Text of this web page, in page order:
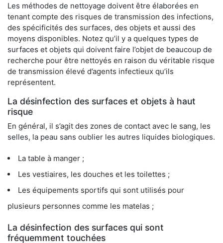
Les méthodes de nettoyage doivent être élaborées en
tenant compte des risques de transmission des infections,
des spécificités des surfaces, des objets et aussi des
moyens disponibles. Notez qu’il y a quelques types de
surfaces et objets qui doivent faire l’objet de beaucoup de
recherche pour être nettoyés en raison du véritable risque
de transmission élevé d’agents infectieux qu’ils
représentent.
La désinfection des surfaces et objets à haut
risque
En général, il s’agit des zones de contact avec le sang, les
selles, la peau sans oublier les autres liquides biologiques.
La table à manger ;
Les vestiaires, les douches et les toilettes ;
Les équipements sportifs qui sont utilisés pour
plusieurs personnes comme les matelas ;
La désinfection des surfaces qui sont
fréquemment touchées